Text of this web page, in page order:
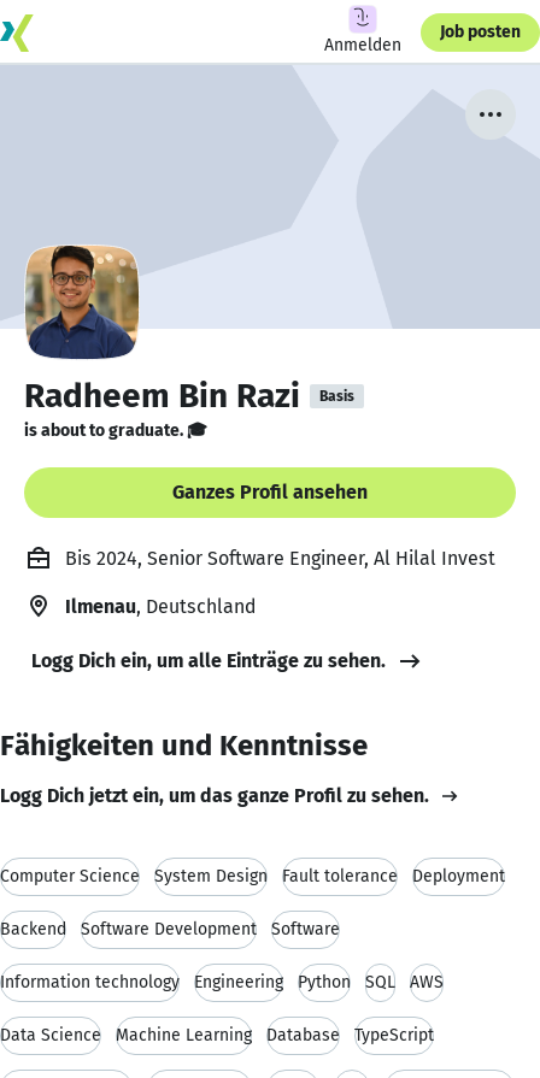
Anmelden
Job posten
Radheem Bin Razi Basis
is about to graduate. 🎓
Ganzes Profil ansehen
Bis 2024, Senior Software Engineer, Al Hilal Invest
Ilmenau, Deutschland
Logg Dich ein, um alle Einträge zu sehen.
Fähigkeiten und Kenntnisse
Logg Dich jetzt ein, um das ganze Profil zu sehen.
Computer Science System Design Fault tolerance Deployment
Backend Software Development Software
Information technology Engineering Python SQL AWS
Data Science Machine Learning Database TypeScript